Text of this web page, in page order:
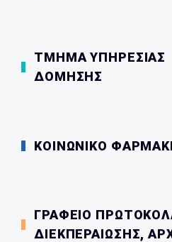
ΤΜΗΜΑ ΥΠΗΡΕΣΙΑΣ
ΔΟΜΗΣΗΣ
ΚΟΙΝΩΝΙΚΟ
ΓΡΑΦΕΙΟ
ΔΙΕΚΠΕΡΑΙΩΣΗΣ,